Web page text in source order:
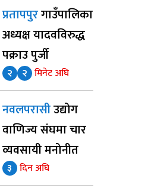
प्रतापपुरगाउँपालिका
अध्यक्ष यादवविरुद्ध
पक्राउ पुर्जी
२ २ मिनेट अघि
नवलपरासीउद्योग
वाणिज्य संघमा चार
व्यवसायी मनोनीत
३ दिन अघि